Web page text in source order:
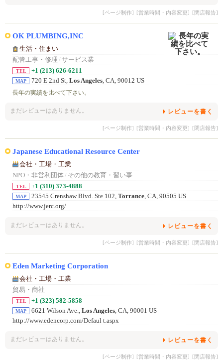
[ページ制作] [営業時間・内容変更] [閉店報告]
OK PLUMBING,INC
生活・住まい
配管工事・修理 / サービス業
TEL +1 (213) 626-6211
MAP 720 E 2nd St, Los Angeles, CA, 90012 US
長年の実績を比べて下さい。
まだレビューはありません。 レビューを書く
[ページ制作] [営業時間・内容変更] [閉店報告]
Japanese Educational Resource Center
会社・工場・工業
NPO・非営利団体 / その他の教育・習い事
TEL +1 (310) 373-4888
MAP 23545 Crenshaw Blvd. Ste 102, Torrance, CA, 90505 US
http://www.jerc.org/
まだレビューはありません。 レビューを書く
[ページ制作] [営業時間・内容変更] [閉店報告]
Eden Marketing Corporation
会社・工場・工業
貿易・商社
TEL +1 (323) 582-5858
MAP 6621 Wilson Ave., Los Angeles , CA, 90001 US
http://www.edencorp.com/Defaul t.aspx
まだレビューはありません。 レビューを書く
[ページ制作] [営業時間・内容変更] [閉店報告]